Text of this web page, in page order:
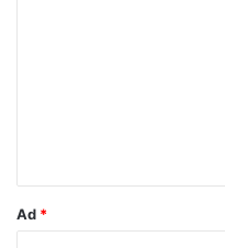
Ad *